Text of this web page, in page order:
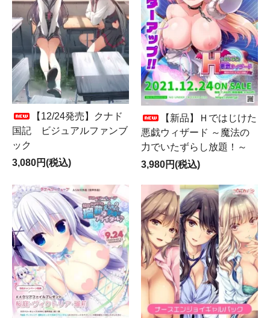
【12/24発売】クナド
国記 ビジュアルファンブ
ック
3,080円(税込)
【新品】Ｈではじけた
悪戯ウィザード ～魔法の
力でいたずらし放題！～
3,980円(税込)